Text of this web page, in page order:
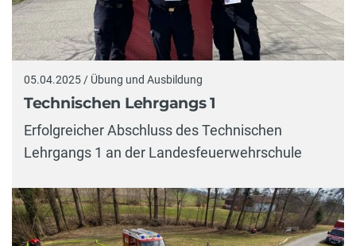
05.04.2025 / Übung und Ausbildung
Technischen Lehrgangs 1
Erfolgreicher Abschluss des Technischen
Lehrgangs 1 an der Landesfeuerwehrschule